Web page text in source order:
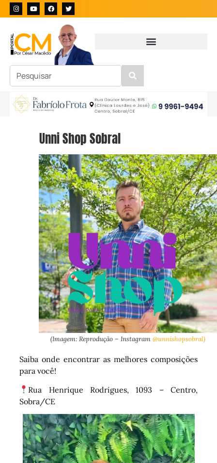
Unni Shop Sobral
(Imagem: Reprodução – Instagram @unnishopsobral)
Saiba onde encontrar as melhores composições
para você!
Rua Henrique Rodrigues, 1093 – Centro,
Sobra/CE
Tocador
de
vídeo